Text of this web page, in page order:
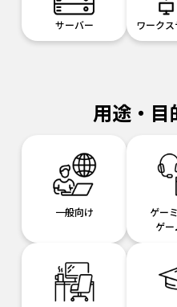
サーバー ワーク
用途・目
一般向け
ゲー
ゲー